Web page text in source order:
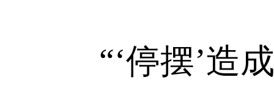
“‘停摆’造成